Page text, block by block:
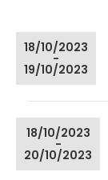
18/10/2023
-
19/10/2023
18/10/2023
-
20/10/2023